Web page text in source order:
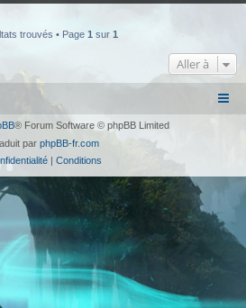
trouvés • Page 1sur 1
Aller à
® Forum Software © phpBB Limited
par phpBB-fr.com
| Conditions